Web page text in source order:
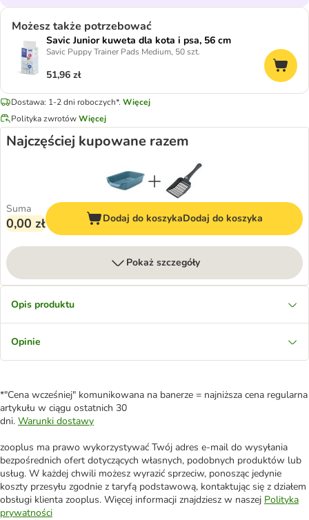
Możesz także potrzebować
Savic Junior kuweta dla kota i psa, 56 cm
Savic Puppy Trainer Pads Medium, 50 szt.
51,96 zł
Dostawa: 1-2 dni roboczych*. Więcej
Polityka zwrotówWięcej
Najczęściej kupowane razem
Suma
0,00 zł Dodaj do koszykaDodaj do koszyka
Pokaż szczegóły
Opis produktu
Opinie
*"Cena wcześniej" komunikowana na banerze = najniższa cena regularna
artykułu w ciągu ostatnich 30
dni. Warunki dostawy
zooplus ma prawo wykorzystywać Twój adres e-mail do wysyłania
bezpośrednich ofert dotyczących własnych, podobnych produktów lub
usług. W każdej chwili możesz wyrazić sprzeciw, ponosząc jedynie
koszty przesyłu zgodnie z taryfą podstawową, kontaktując się z działem
obsługi klienta zooplus. Więcej informacji znajdziesz w naszej Polityka
prywatności